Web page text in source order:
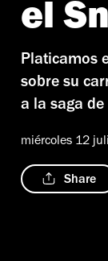
el
Platicamos
sobre su
a la saga
miércoles 12
Share